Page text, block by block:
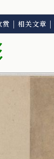
赏 | 相关文章 |